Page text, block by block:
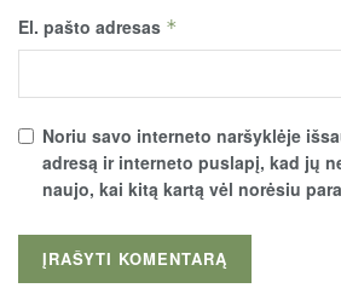
El. pašto adresas *
Noriu savo interneto naršyklėje
adresą ir interneto puslapį, kad jų
naujo, kai kitą kartą vėl norėsiu